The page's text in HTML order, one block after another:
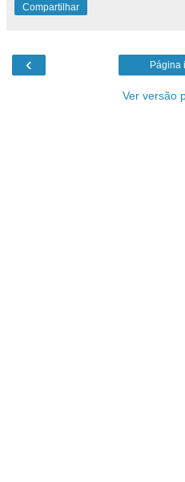
Compartilhar
‹ Página
Ver versão